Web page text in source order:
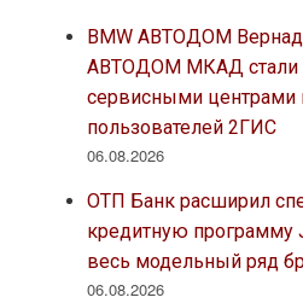
BMW АВТОДОМ
АВТОДОМ МКАД стали
сервисными центрами
пользователей 2ГИС
06.08.2026
ОТП Банк расширил
кредитную программу
весь модельный ряд
06.08.2026